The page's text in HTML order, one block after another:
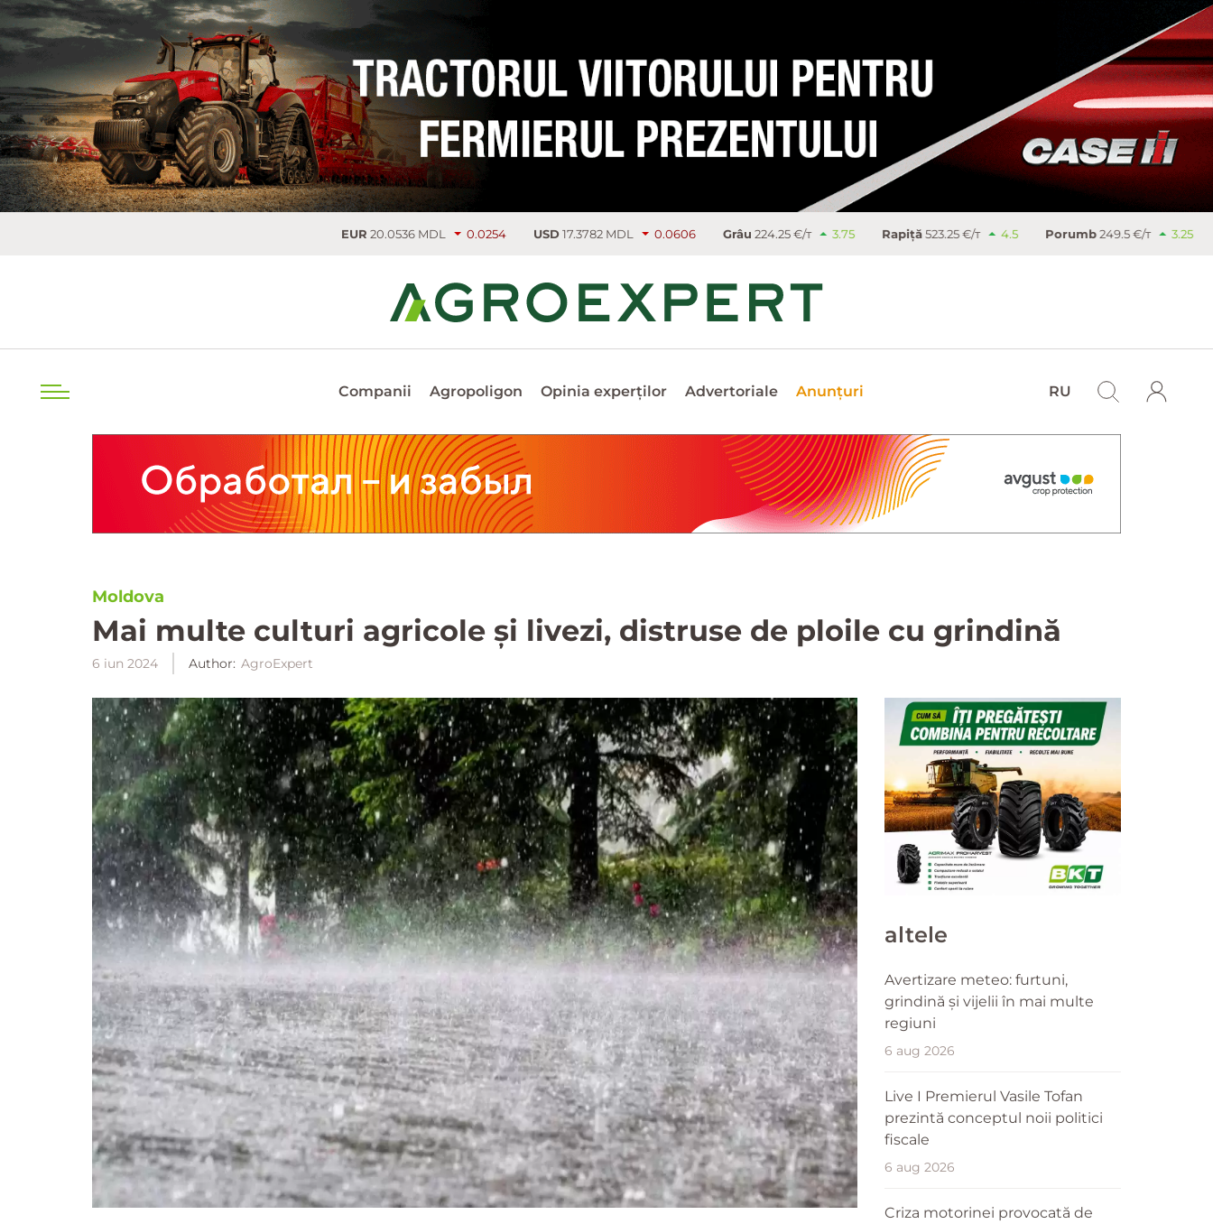
20.0536 MDL 0.0254 USD17.3782 MDL 0.0606 Grâu224.25 €/т 3.75 Rapiţă523.25 €/т 4.5 Porumb249.5 €/т 3.25 Zahăr 477.9
Companii Agropoligon Opinia experților Advertoriale Anunțuri RU
Moldova
Mai multe culturi agricole și livezi, distruse de ploile cu grindină
6 iun 2024 Author: AgroExpert
altele
Avertizare meteo: furtuni,
grindină și vijelii în mai multe
regiuni
6 aug 2026
Live I Premierul Vasile Tofan
prezintă conceptul noii politici
fiscale
6 aug 2026
Criza motorinei provocată de